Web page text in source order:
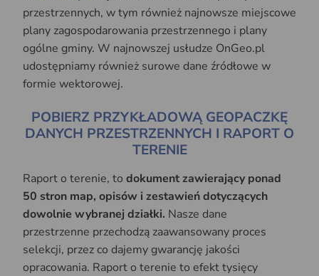
przestrzennych, w tym również najnowsze miejscowe
plany zagospodarowania przestrzennego i plany
ogólne gminy. W najnowszej usłudze OnGeo.pl
udostępniamy również surowe dane źródłowe w
formie wektorowej.
POBIERZ PRZYKŁADOWĄ GEOPACZKĘ
DANYCH PRZESTRZENNYCH I RAPORT O
TERENIE
Raport o terenie, to dokument zawierający ponad
50 stron map, opisów i zestawień dotyczących
dowolnie wybranej działki. Nasze dane
przestrzenne przechodzą zaawansowany proces
selekcji, przez co dajemy gwarancję jakości
opracowania. Raport o terenie to efekt tysięcy